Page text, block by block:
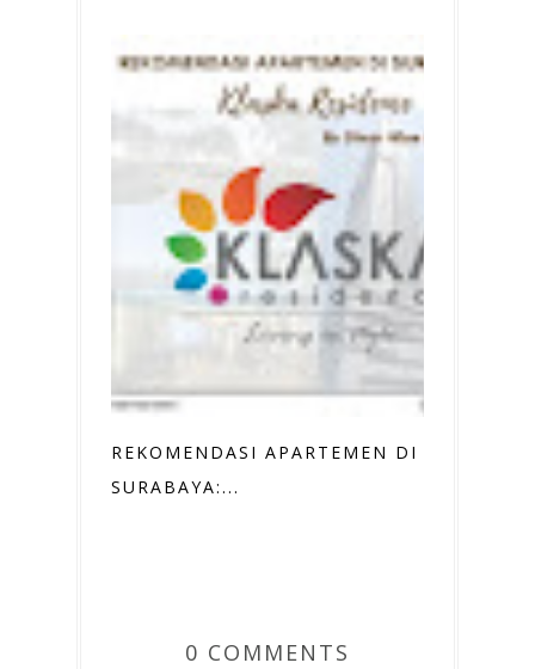
REKOMENDASI APARTEMEN DI
SURABAYA:...
0 COMMENTS